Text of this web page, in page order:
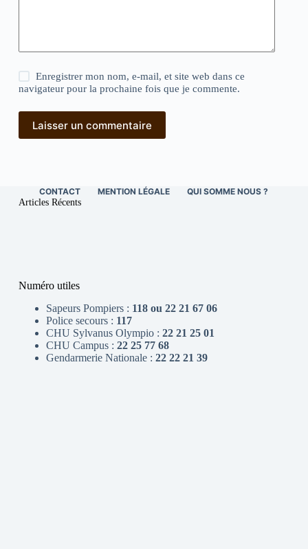
Enregistrer mon nom, e-mail, et site web dans ce
navigateur pour la prochaine fois que je commente.
Laisser un commentaire
CONTACT MENTION LÉGALE QUI SOMME NOUS ?
Articles Récents
Numéro utiles
Sapeurs Pompiers : 118 ou 22 21 67 06
Police secours : 117
CHU Sylvanus Olympio : 22 21 25 01
CHU Campus : 22 25 77 68
Gendarmerie Nationale : 22 22 21 39